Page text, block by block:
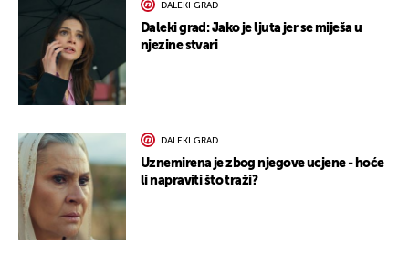
DALEKI GRAD
Daleki grad: Jako je ljuta jer se miješa u
njezine stvari
DALEKI GRAD
Uznemirena je zbog njegove ucjene - hoće
li napraviti što traži?